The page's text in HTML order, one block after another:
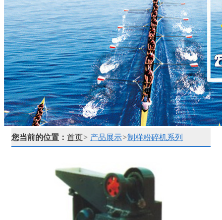
您当前的位置： 首页> 产品展示>制样粉碎机系列